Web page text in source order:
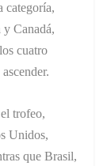
categoría,
y Canadá,
cuatro
trofeo,
Unidos,
que Brasil,